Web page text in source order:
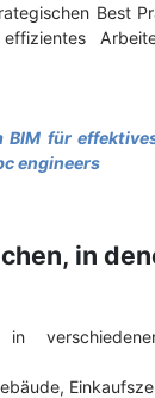
Best
BIM für
engineers
in